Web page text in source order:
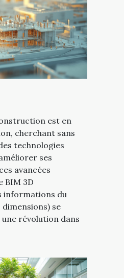
est en
cherchant sans
technologies
ses
avancées
BIM 3D
informations du
se
révolution dans